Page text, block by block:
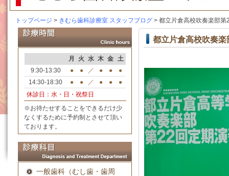
トップページ > きむら歯科診療室 スタッフブログ > 都立片倉高校吹奏楽部第
月 火 水 木 金 土
9:30-13:30
● ● ／ ● ●
●
14:30-18:30
● ● ／ ● ●
●
休診日：水・日・祝祭日
※お待たせすることをできるだけ少
なくするために予約制とさせて頂い
ております。
一般歯科（むし歯・歯周
都立片倉高校吹奏